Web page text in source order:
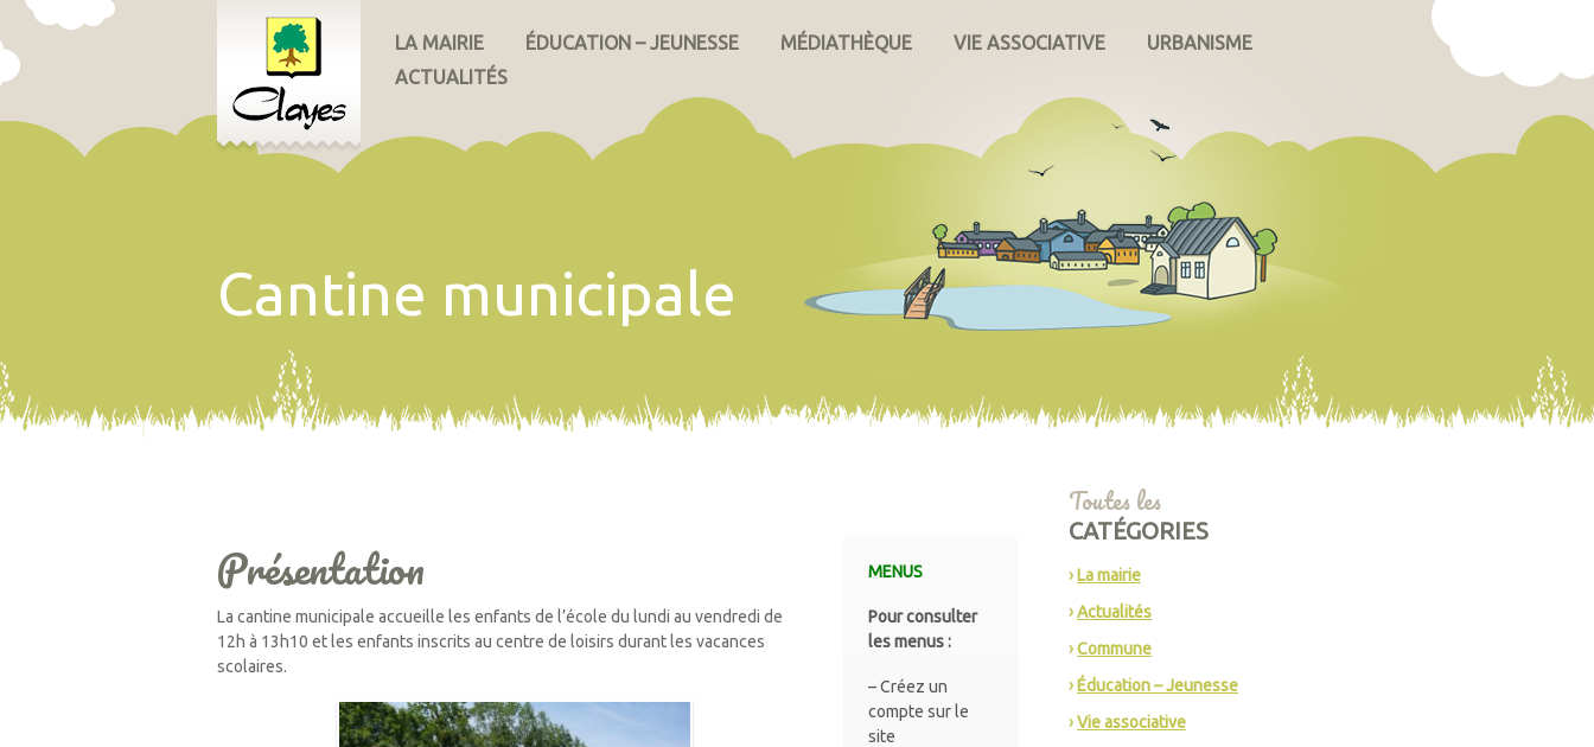
LA MAIRIE ÉDUCATION – JEUNESSE MÉDIATHÈQUE VIE ASSOCIATIVE
URBANISME
ACTUALITÉS
Cantine municipale
Présentation
La cantine municipale accueille les enfants de l’école du lundi au vendredi de
12h à 13h10 et les enfants inscrits au centre de loisirs durant les vacances
scolaires.
MENUS
Pour consulter
les menus :
– Créez un
compte sur le
site
Toutes les
CATÉGORIES
La mairie
Actualités
Commune
Éducation – Jeunesse
Vie associative